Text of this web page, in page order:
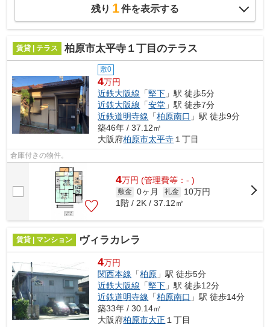
残り 1件を表示する
賃貸 | テラス 柏原市太平寺１丁目のテラス
敷0
4万円
近鉄大阪線 「堅下 」駅 徒歩5分
近鉄大阪線 「安堂 」駅 徒歩7分
近鉄道明寺線 「柏原南口 」駅 徒歩9分
築46年 / 37.12㎡
大阪府柏原市太平寺 １丁目
倉庫付きの物件。
4万円 (管理費等：- )
敷金 0ヶ月 礼金
10万円
1階 / 2K / 37.12㎡
賃貸 | マンション ヴィラカレラ
4万円
関西本線 「柏原 」駅 徒歩5分
近鉄大阪線 「堅下 」駅 徒歩12分
近鉄道明寺線 「柏原南口 」駅 徒歩14分
築33年 / 30.14㎡
大阪府柏原市大正 １丁目